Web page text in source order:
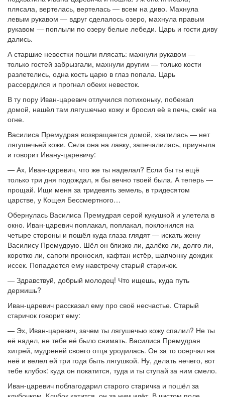
плясала, вертелась, вертелась — всем на диво. Махнула
левым рукавом — вдруг сделалось озеро, махнула правым
рукавом — поплыли по озеру белые лебеди. Царь и гости диву
дались.
А старшие невестки пошли плясать: махнули рукавом —
только гостей забрызгали, махнули другим — только кости
разлетелись, одна кость царю в глаз попала. Царь
рассердился и прогнал обеих невесток.
В ту пору Иван-царевич отлучился потихоньку, побежал
домой, нашёл там лягушечью кожу и бросил её в печь, сжёг на
огне.
Василиса Премудрая возвращается домой, хватилась — нет
лягушечьей кожи. Села она на лавку, запечалилась, приуныла
и говорит Ивану-царевичу:
— Ах, Иван-царевич, что же ты наделал? Если бы ты ещё
только три дня подождал, я бы вечно твоей была. А теперь —
прощай. Ищи меня за тридевять земель, в тридесятом
царстве, у Кощея Бессмертного…
Обернулась Василиса Премудрая серой кукушкой и улетела в
окно. Иван-царевич поплакал, поплакал, поклонился на
четыре стороны и пошёл куда глаза глядят — искать жену
Василису Премудрую. Шёл он близко ли, далёко ли, долго ли,
коротко ли, сапоги проносил, кафтан истёр, шапчонку дождик
иссек. Попадается ему навстречу старый старичок.
— Здравствуй, добрый молодец! Что ищешь, куда путь
держишь?
Иван-царевич рассказал ему про своё несчастье. Старый
старичок говорит ему:
— Эх, Иван-царевич, зачем ты лягушечью кожу спалил? Не ты
её надел, не тебе её было снимать. Василиса Премудрая
хитрей, мудреней своего отца уродилась. Он за то осерчал на
неё и велел ей три года быть лягушкой. Ну, делать нечего, вот
тебе клубок: куда он покатится, туда и ты ступай за ним смело.
Иван-царевич поблагодарил старого старичка и пошёл за